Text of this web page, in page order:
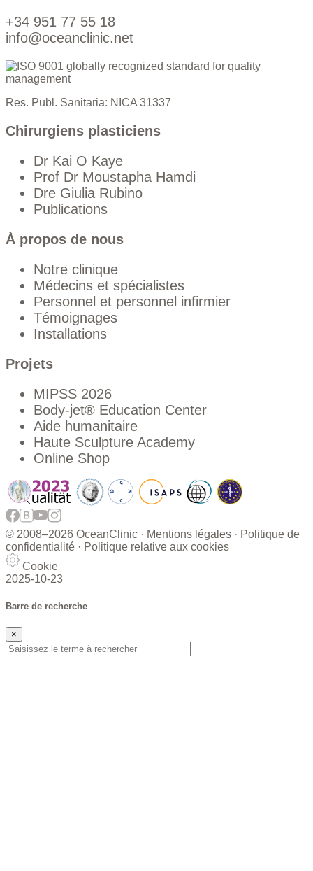
+34 951 77 55 18
info@oceanclinic.net
Res. Publ. Sanitaria: NICA 31337
Chirurgiens plasticiens
Dr Kai O Kaye
Prof Dr Moustapha Hamdi
Dre Giulia Rubino
Publications
À propos de nous
Notre clinique
Médecins et spécialistes
Personnel et personnel infirmier
Témoignages
Installations
Projets
MIPSS 2026
Body-jet® Education Center
Aide humanitaire
Haute Sculpture Academy
Online Shop
© 2008–2026 OceanClinic · Mentions légales · Politique de
confidentialité · Politique relative aux cookies
Cookie
2025-10-23
Barre de recherche
×